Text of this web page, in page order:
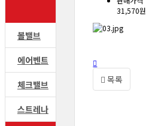
볼밸브
에어벤트
체크밸브
스트레나
31,570원
목록